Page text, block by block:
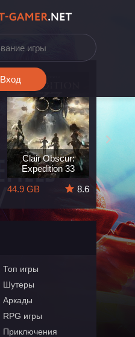
Вход
Clair Obscur:
Expedition 33
44.9 GB
8.6
164 GB
Топ игры
Шутеры
Аркады
RPG игры
Приключения